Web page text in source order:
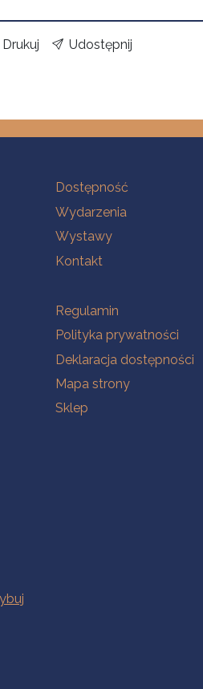
Drukuj Udostępnij
Na skróty
Dostępność
Wydarzenia
Wystawy
Kontakt
Na skróty
Regulamin
Polityka prywatności
Deklaracja dostępności
Mapa strony
Sklep